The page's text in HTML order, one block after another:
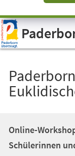
Visuelle
Assistenzsoftware
öffnen.
Online-
Schülerinnen